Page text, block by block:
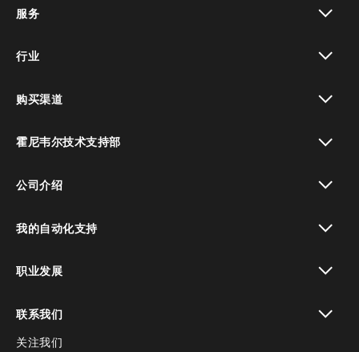
服务
行业
购买渠道
霍尼韦尔技术支持部
公司介绍
我的自动化支持
职业发展
联系我们
toggle view
关注我们